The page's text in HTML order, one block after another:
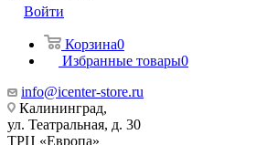
Войти
Корзина0
Избранные товары0
info@icenter-store.ru
Калининград,
ул. Театральная, д. 30
ТРЦ «Европа»